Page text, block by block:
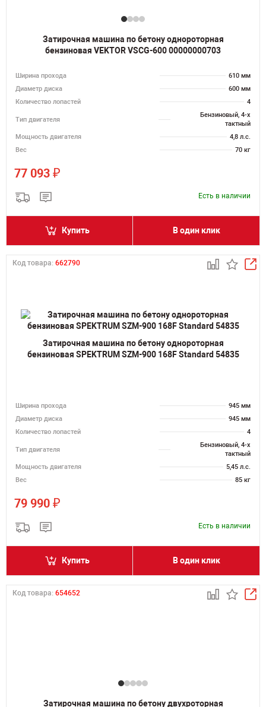
Затирочная машина по бетону однороторная
бензиновая VEKTOR VSCG-600 00000000703
Ширина прохода
610 мм
Диаметр диска
600 мм
Количество лопастей
4
Тип двигателя
Бензиновый, 4-х
тактный
Мощность двигателя
4,8 л.с.
Вес
70 кг
77 093 ₽
Есть в наличии
Купить В один клик
Код товара: 662790
Затирочная машина по бетону однороторная
бензиновая SPEKTRUM SZM-900 168F Standard 54835
Ширина прохода
945 мм
Диаметр диска
945 мм
Количество лопастей
4
Тип двигателя
Бензиновый, 4-х
тактный
Мощность двигателя
5,45 л.с.
Вес
85 кг
79 990 ₽
Есть в наличии
Купить В один клик
Код товара: 654652
Затирочная машина по бетону двухроторная